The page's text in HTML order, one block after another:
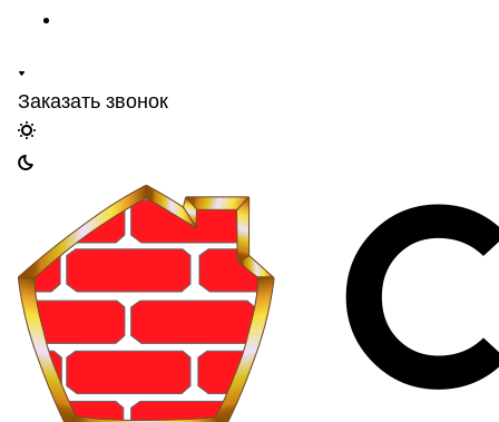
Заказать звонок